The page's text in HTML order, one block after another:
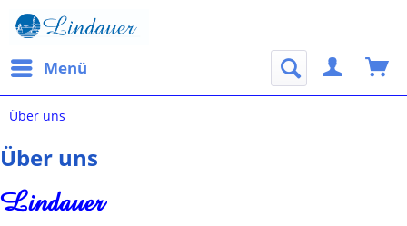
Menü
Über uns
Über uns
Lindauer